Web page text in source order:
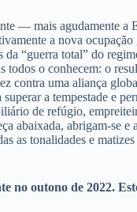
— mais agudamente a
a nova
da “guerra total” do
todos o conhecem: o
contra uma aliança
a tempestade e
de refúgio,
abaixada, abrigam-se
as tonalidades e
no outono de 2022.